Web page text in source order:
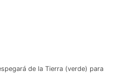
de la Tierra (verde) para